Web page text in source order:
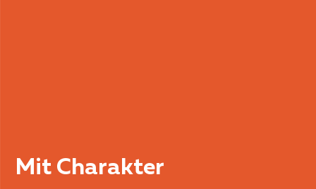
Mit Charakter